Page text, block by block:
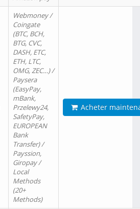
Webmoney /
Coingate
(BTC, BCH,
BTG, CVC,
DASH, ETC,
ETH, LTC,
OMG, ZEC…) /
Paysera
(EasyPay,
mBank,
Przelewy24,
SafetyPay,
EUROPEAN
Bank
Transfer) /
Payssion,
Giropay /
Local
Methods
(20+
Methods)
Acheter